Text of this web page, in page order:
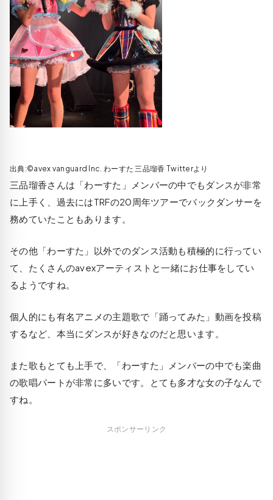
出典:©avex vanguard Inc. わーすた 三品瑠香 Twitterより
三品瑠香さんは「わーすた」メンバーの中でもダンスが非常
に上手く、過去にはTRFの20周年ツアーでバックダンサーを
務めていたこともあります。
その他「わーすた」以外でのダンス活動も積極的に行ってい
て、たくさんのavexアーティストと一緒にお仕事をしてい
るようですね。
個人的にも有名アニメの主題歌で「踊ってみた」動画を投稿
するなど、本当にダンスが好きなのだと思います。
また歌もとても上手で、「わーすた」メンバーの中でも楽曲
の歌唱パートが非常に多いです。とても多才な女の子なんで
すね。
スポンサーリンク